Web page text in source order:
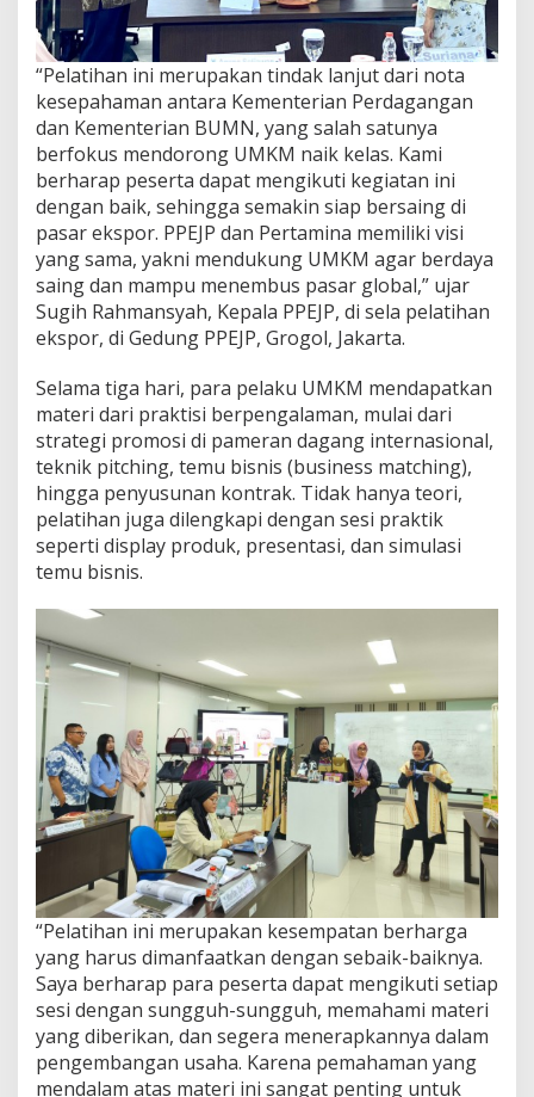
“Pelatihan ini merupakan tindak lanjut dari nota
kesepahaman antara Kementerian Perdagangan
dan Kementerian BUMN, yang salah satunya
berfokus mendorong UMKM naik kelas. Kami
berharap peserta dapat mengikuti kegiatan ini
dengan baik, sehingga semakin siap bersaing di
pasar ekspor. PPEJP dan Pertamina memiliki visi
yang sama, yakni mendukung UMKM agar berdaya
saing dan mampu menembus pasar global,” ujar
Sugih Rahmansyah, Kepala PPEJP, di sela pelatihan
ekspor, di Gedung PPEJP, Grogol, Jakarta.
Selama tiga hari, para pelaku UMKM mendapatkan
materi dari praktisi berpengalaman, mulai dari
strategi promosi di pameran dagang internasional,
teknik pitching, temu bisnis (business matching),
hingga penyusunan kontrak. Tidak hanya teori,
pelatihan juga dilengkapi dengan sesi praktik
seperti display produk, presentasi, dan simulasi
temu bisnis.
“Pelatihan ini merupakan kesempatan berharga
yang harus dimanfaatkan dengan sebaik-baiknya.
Saya berharap para peserta dapat mengikuti setiap
sesi dengan sungguh-sungguh, memahami materi
yang diberikan, dan segera menerapkannya dalam
pengembangan usaha. Karena pemahaman yang
mendalam atas materi ini sangat penting untuk